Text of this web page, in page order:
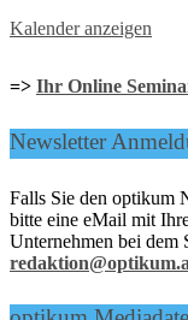
Kalender anzeigen
=> Ihr Online
Newsletter
Falls Sie den optikum
bitte eine eMail mit
Unternehmen bei dem